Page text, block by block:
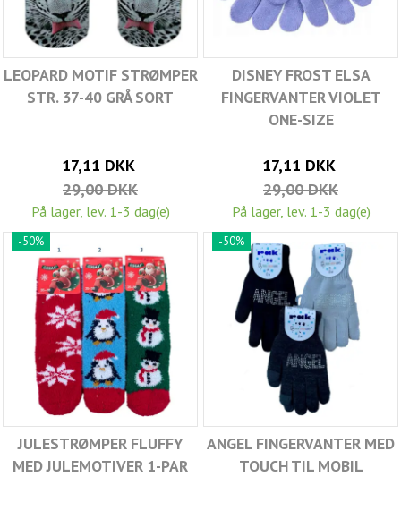
LEOPARD MOTIF STRØMPER
STR. 37-40 GRÅ SORT
17,11 DKK
29,00 DKK
På lager, lev. 1-3 dag(e)
DISNEY FROST ELSA
FINGERVANTER VIOLET
ONE-SIZE
17,11 DKK
29,00 DKK
På lager, lev. 1-3 dag(e)
-50%
JULESTRØMPER FLUFFY
MED JULEMOTIVER 1-PAR
-50%
ANGEL FINGERVANTER MED
TOUCH TIL MOBIL